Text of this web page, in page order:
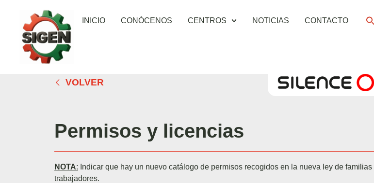
INICIO CONÓCENOS CENTROS NOTICIAS CONTACTO
VOLVER
Permisos y licencias
NOTA: Indicar que hay un nuevo catálogo de permisos recogidos en la nueva ley de
trabajadores.